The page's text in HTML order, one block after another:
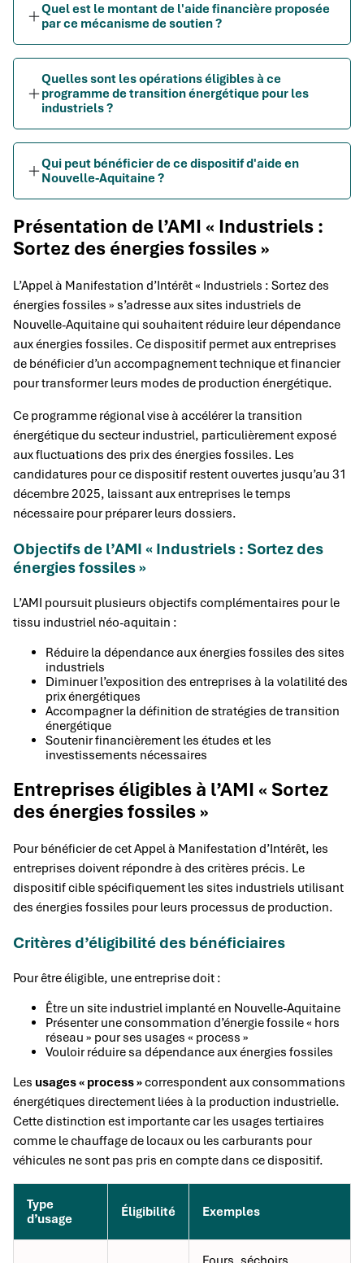
Quel est le montant de l'aide financière proposée
par ce mécanisme de soutien ?
Quelles sont les opérations éligibles à ce
programme de transition énergétique pour les
industriels ?
Qui peut bénéficier de ce dispositif d'aide en
Nouvelle-Aquitaine ?
Présentation de l’AMI « Industriels :
Sortez des énergies fossiles »
L’Appel à Manifestation d’Intérêt « Industriels : Sortez des
énergies fossiles » s’adresse aux sites industriels de
Nouvelle-Aquitaine qui souhaitent réduire leur dépendance
aux énergies fossiles. Ce dispositif permet aux entreprises
de bénéficier d’un accompagnement technique et financier
pour transformer leurs modes de production énergétique.
Ce programme régional vise à accélérer la transition
énergétique du secteur industriel, particulièrement exposé
aux fluctuations des prix des énergies fossiles. Les
candidatures pour ce dispositif restent ouvertes jusqu’au 31
décembre 2025, laissant aux entreprises le temps
nécessaire pour préparer leurs dossiers.
Objectifs de l’AMI « Industriels : Sortez des
énergies fossiles »
L’AMI poursuit plusieurs objectifs complémentaires pour le
tissu industriel néo-aquitain :
Réduire la dépendance aux énergies fossiles des sites
industriels
Diminuer l’exposition des entreprises à la volatilité des
prix énergétiques
Accompagner la définition de stratégies de transition
énergétique
Soutenir financièrement les études et les
investissements nécessaires
Entreprises éligibles à l’AMI « Sortez
des énergies fossiles »
Pour bénéficier de cet Appel à Manifestation d’Intérêt, les
entreprises doivent répondre à des critères précis. Le
dispositif cible spécifiquement les sites industriels utilisant
des énergies fossiles pour leurs processus de production.
Critères d’éligibilité des bénéficiaires
Pour être éligible, une entreprise doit :
Être un site industriel implanté en Nouvelle-Aquitaine
Présenter une consommation d’énergie fossile « hors
réseau » pour ses usages « process »
Vouloir réduire sa dépendance aux énergies fossiles
Les usages « process »correspondent aux consommations
énergétiques directement liées à la production industrielle.
Cette distinction est importante car les usages tertiaires
comme le chauffage de locaux ou les carburants pour
véhicules ne sont pas pris en compte dans ce dispositif.
Type
d’usage
Éligibilité Exemples